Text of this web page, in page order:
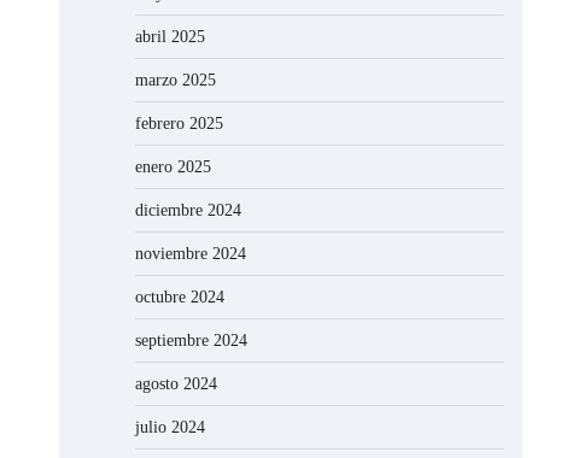
abril 2025
marzo 2025
febrero 2025
enero 2025
diciembre 2024
noviembre 2024
octubre 2024
septiembre 2024
agosto 2024
julio 2024